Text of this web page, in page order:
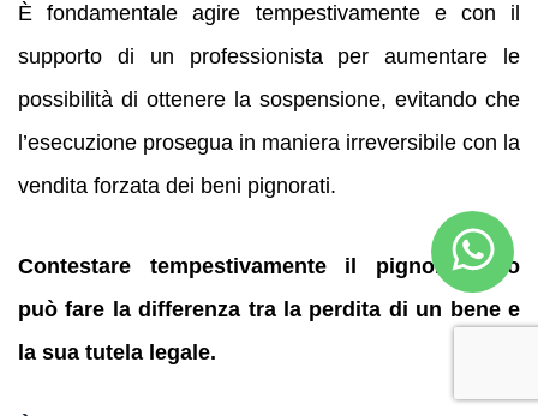
È fondamentale agire tempestivamente e con il
supporto di un professionista per aumentare le
possibilità di ottenere la sospensione, evitando che
l’esecuzione prosegua in maniera irreversibile con la
vendita forzata dei beni pignorati.
Contestare tempestivamente il pignoramento
può fare la differenza tra la perdita di un bene e
la sua tutela legale.